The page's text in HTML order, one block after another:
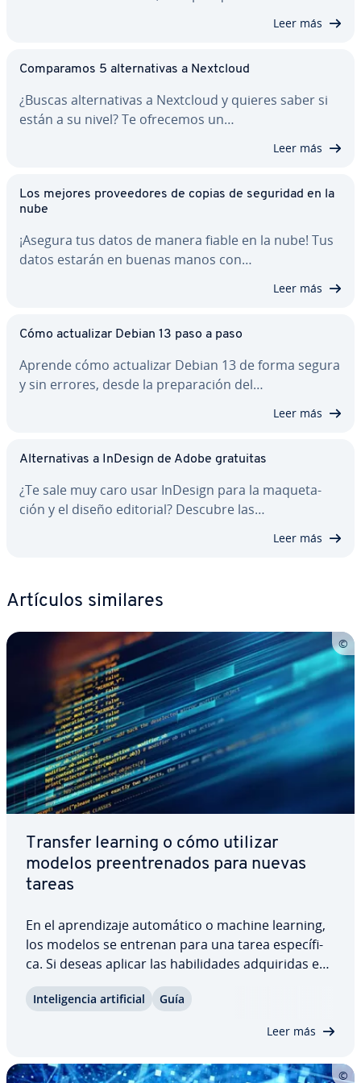
Leer más
Co­m­pa­ra­mos 5 al­te­r­na­ti­vas a Nextcloud
¿Buscas al­te­r­na­ti­vas a Nextcloud y quieres saber si
están a su nivel? Te ofrecemos un…
Leer más
Los mejores pro­vee­do­res de copias de seguridad en la
nube
¡Asegura tus datos de manera fiable en la nube! Tus
datos estarán en buenas manos con…
Leer más
Cómo ac­tua­li­zar Debian 13 paso a paso
Aprende cómo ac­tua­li­zar Debian 13 de forma segura
y sin errores, desde la pre­pa­ra­ción del…
Leer más
Al­te­r­na­ti­vas a InDesign de Adobe gratuitas
¿Te sale muy caro usar InDesign para la ma­que­ta­
ción y el diseño editorial? Descubre las…
Leer más
Artículos similares
Transfer learning o cómo utilizar
modelos pree­n­tre­na­dos para nuevas
tareas
En el apre­n­di­za­je au­to­má­ti­co o machine learning,
los modelos se entrenan para una tarea es­pe­cí­fi­
ca. Si deseas aplicar las ha­bi­li­da­des ad­qui­ri­das en
ideal. El objetivo de este tipo apre­n­di­za­je es
In­te­li­ge­n­cia ar­ti­fi­cial Guía
Leer más